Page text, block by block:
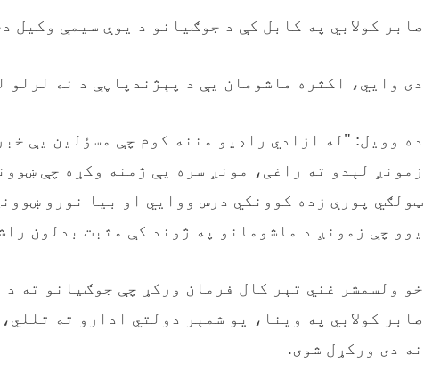
صابر کولابي په کابل کې د جوګیانو د یوې سیمې وکیل
دی وایي، اکثره ماشومان یې د پېژندپاڼې د نه لرلو
ده وویل: "له ازادي راډيو مننه کوم چې مسؤلین یې
زمونږ لېدو ته راغی، مونږ سره یې ژمنه وکړه چې
ټولګي پورې زده کوونکي درس ووايي او بیا نورو
یوو چې زمونږ د ماشومانو په ژوند کې مثبت بدلون
خو ولسمشر غني تېر کال فرمان ورکړ چې جوګیانو ته د
صابر کولابي په وینا، یو شمېر دولتي ادارو ته
نه دی ورکړل شوی.